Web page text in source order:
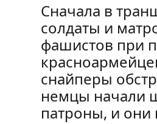
Сначала в
солдаты и
фашистов при
снайперы
немцы начали
патроны, и